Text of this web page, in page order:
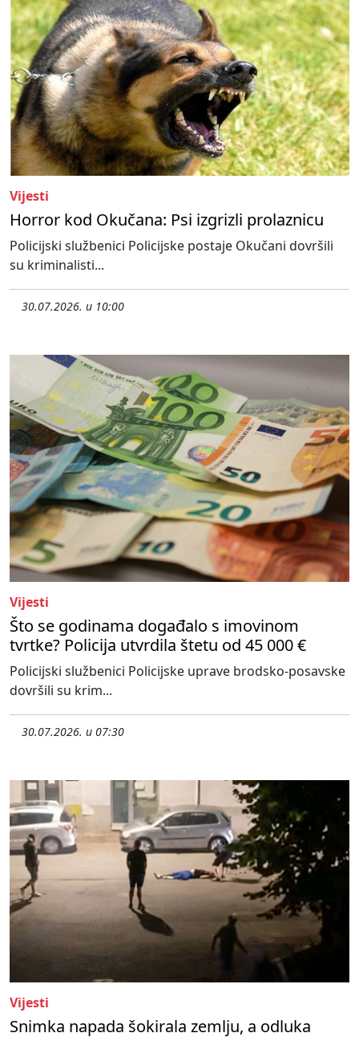
Vijesti
Horror kod Okučana: Psi izgrizli prolaznicu
Policijski službenici Policijske postaje Okučani dovršili
su kriminalisti...
30.07.2026. u 10:00
Vijesti
Što se godinama događalo s imovinom
tvrtke? Policija utvrdila štetu od 45 000 €
Policijski službenici Policijske uprave brodsko-posavske
dovršili su krim...
30.07.2026. u 07:30
Vijesti
Snimka napada šokirala zemlju, a odluka